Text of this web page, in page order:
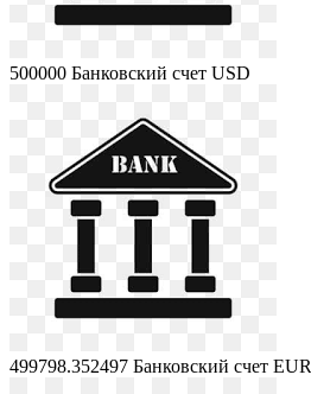
500000 Банковский счет USD
499798.352497 Банковский счет EUR